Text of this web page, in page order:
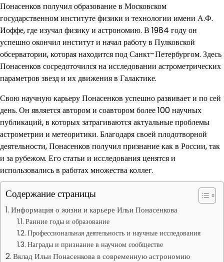
Понасенков получил образование в Московском
государственном институте физики и технологии имени А.Ф.
Иоффе, где изучал физику и астрономию. В 1984 году он
успешно окончил институт и начал работу в Пулковской
обсерватории, которая находится под Санкт-Петербургом. Здесь
Понасенков сосредоточился на исследовании астрометрических
параметров звезд и их движения в Галактике.
Свою научную карьеру Понасенков успешно развивает и по сей
день. Он является автором и соавтором более 100 научных
публикаций, в которых затрагиваются актуальные проблемы
астрометрии и метеоритики. Благодаря своей плодотворной
деятельности, Понасенков получил признание как в России, так
и за рубежом. Его статьи и исследования ценятся и
использовались в работах множества коллег.
Содержание страницы
Информация о жизни и карьере Ильи Понасенкова
Ранние годы и образование
Профессиональная деятельность и научные исследования
Награды и признание в научном сообществе
Вклад Ильи Понасенкова в современную астрономию